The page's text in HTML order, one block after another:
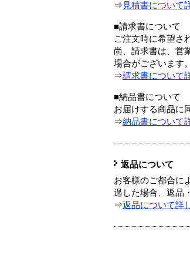
⇒ 見積書について
■請求書について
ご注文時に希望さ
尚、請求書は、営
場合がございます。
⇒請求書について
■納品書について
お届けする商品に
⇒納品書について
返品について
お客様のご都合に
過した場合、返品
⇒返品について詳